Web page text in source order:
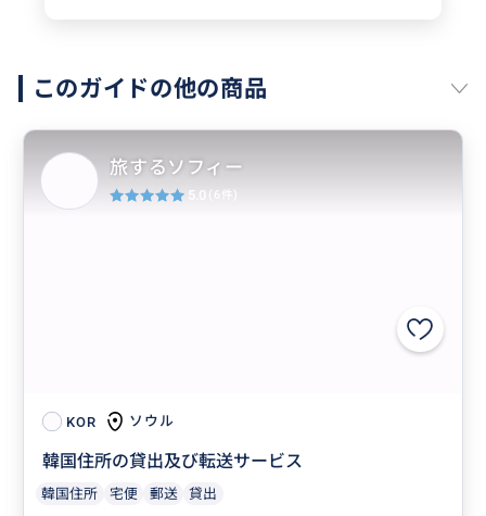
このガイドの他の商品
KOR ソウル
韓国住所の貸出及び転送サービス
韓国住所 宅便 郵送 貸出
旅するソフィー
5.0 (6件)